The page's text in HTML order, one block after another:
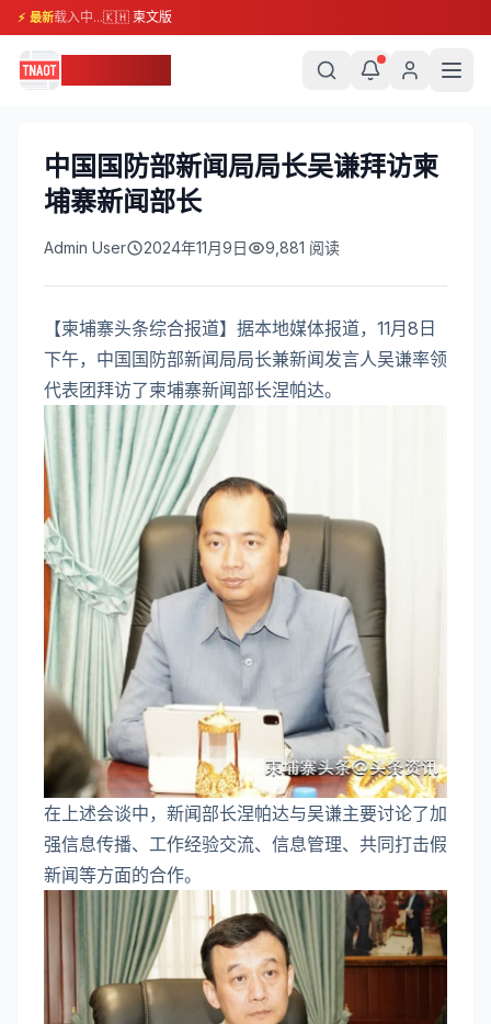
⚡ 最新载入中...🇰🇭 柬文版
中国国防部新闻局局长吴谦拜访柬
埔寨新闻部长
Admin User 2024年11月9日 9,881 阅读
【柬埔寨头条综合报道】据本地媒体报道，11月8日
下午，中国国防部新闻局局长兼新闻发言人吴谦率领
代表团拜访了柬埔寨新闻部长涅帕达。
在上述会谈中，新闻部长涅帕达与吴谦主要讨论了加
强信息传播、工作经验交流、信息管理、共同打击假
新闻等方面的合作。